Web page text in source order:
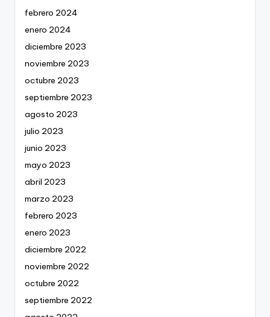
febrero 2024
enero 2024
diciembre 2023
noviembre 2023
octubre 2023
septiembre 2023
agosto 2023
julio 2023
junio 2023
mayo 2023
abril 2023
marzo 2023
febrero 2023
enero 2023
diciembre 2022
noviembre 2022
octubre 2022
septiembre 2022